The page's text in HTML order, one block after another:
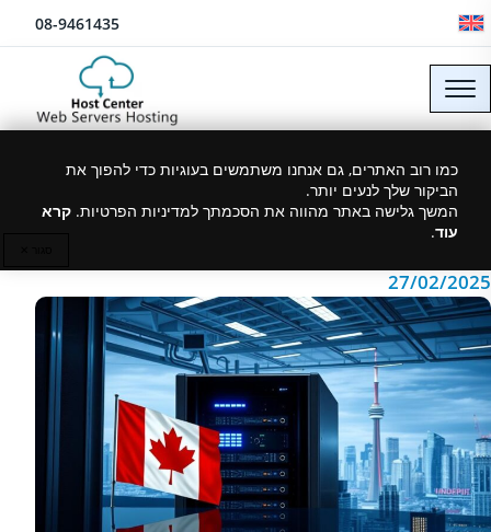
דלג לתוכן 08-9461435
כמו רוב האתרים, גם אנחנו משתמשים בעוגיות כדי להפוך את
הביקור שלך לנעים יותר.
המשך גלישה באתר מהווה את הסכמתך למדיניות הפרטיות. קרא
עוד.
שרת VPS בקנדה: היתרונות
לעסקים ישראלים
27/02/2025